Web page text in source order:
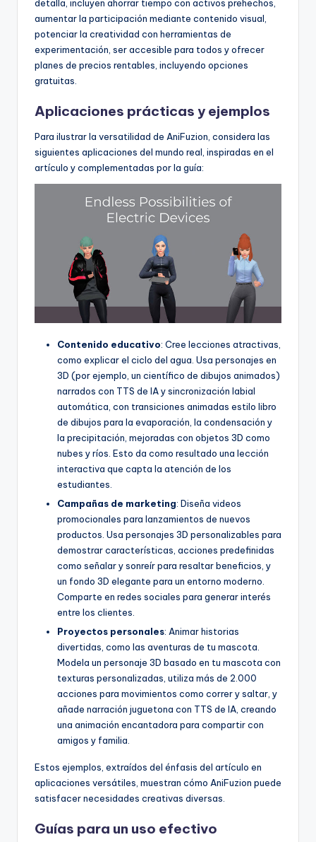
detalla, incluyen ahorrar tiempo con activos prehechos,
aumentar la participación mediante contenido visual,
potenciar la creatividad con herramientas de
experimentación, ser accesible para todos y ofrecer
planes de precios rentables, incluyendo opciones
gratuitas.
Aplicaciones prácticas y ejemplos
Para ilustrar la versatilidad de AniFuzion, considera las
siguientes aplicaciones del mundo real, inspiradas en el
artículo y complementadas por la guía:
Contenido educativo: Cree lecciones atractivas,
como explicar el ciclo del agua. Usa personajes en
3D (por ejemplo, un científico de dibujos animados)
narrados con TTS de IA y sincronización labial
automática, con transiciones animadas estilo libro
de dibujos para la evaporación, la condensación y
la precipitación, mejoradas con objetos 3D como
nubes y ríos. Esto da como resultado una lección
interactiva que capta la atención de los
estudiantes.
Campañas de marketing: Diseña videos
promocionales para lanzamientos de nuevos
productos. Usa personajes 3D personalizables para
demostrar características, acciones predefinidas
como señalar y sonreír para resaltar beneficios, y
un fondo 3D elegante para un entorno moderno.
Comparte en redes sociales para generar interés
entre los clientes.
Proyectos personales: Animar historias
divertidas, como las aventuras de tu mascota.
Modela un personaje 3D basado en tu mascota con
texturas personalizadas, utiliza más de 2.000
acciones para movimientos como correr y saltar, y
añade narración juguetona con TTS de IA, creando
una animación encantadora para compartir con
amigos y familia.
Estos ejemplos, extraídos del énfasis del artículo en
aplicaciones versátiles, muestran cómo AniFuzion puede
satisfacer necesidades creativas diversas.
Guías para un uso efectivo